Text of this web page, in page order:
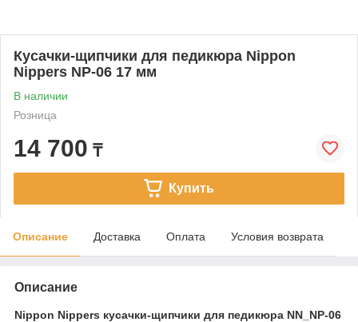
Кусачки-щипчики для педикюра Nippon
Nippers NP-06 17 мм
В наличии
Розница
14 700 ₸
Купить
Описание Доставка Оплата Условия возврата
Описание
Nippon Nippers кусачки-щипчики для педикюра NN_NP-06